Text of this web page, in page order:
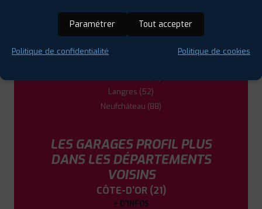
| +D'INFOS
LES GARAGES PROFIL PLUS
DANS LES VILLES À PROXIMITÉ
Langres (52)
Neufchâteau (88)
LES GARAGES PROFIL PLUS
DANS LES DÉPARTEMENTS
VOISINS
CÔTE-D'OR (21)
+ D'INFOS
Paramétrer Tout accepter
Politique de confidentialité Politique de cookies